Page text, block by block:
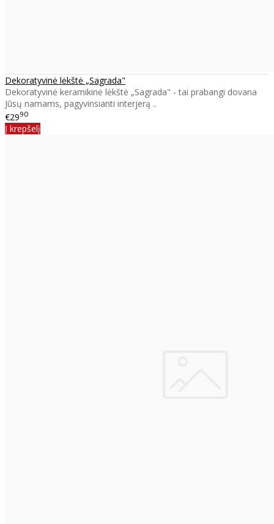
Dekoratyvinė lėkštė „Sagrada"
Dekoratyvinė keramikinė lėkštė „Sagrada" - tai prabangi dovana
Jūsų namams, pagyvinsianti interjerą ..
€2990
Į krepšelį